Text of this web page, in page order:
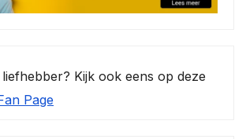
Kijk ook eens op deze
Page